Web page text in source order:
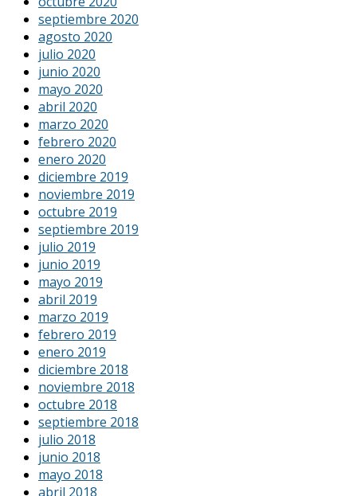
septiembre 2020
agosto 2020
julio 2020
junio 2020
mayo 2020
abril 2020
marzo 2020
febrero 2020
enero 2020
diciembre 2019
noviembre 2019
octubre 2019
septiembre 2019
julio 2019
junio 2019
mayo 2019
abril 2019
marzo 2019
febrero 2019
enero 2019
diciembre 2018
noviembre 2018
octubre 2018
septiembre 2018
julio 2018
junio 2018
mayo 2018
abril 2018